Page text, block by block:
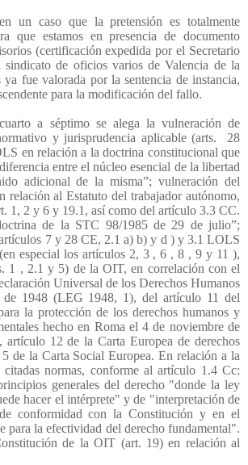
un caso que la pretensión es totalmente
que estamos en presencia de documento
(certificación expedida por el Secretario
sindicato de oficios varios de Valencia de la
fue valorada por la sentencia de instancia,
para la modificación del fallo.
a séptimo se alega la vulneración de
y jurisprudencia aplicable (arts.
28
en relación a la doctrina constitucional que
entre el núcleo esencial de la libertad
adicional de la misma”; vulneración del
relación al Estatuto del trabajador autónomo,
1, 2 y 6 y 19.1, así como del artículo 3.3 CC.
de la STC 98/1985 de 29 de julio”;
7 y 28 CE, 2.1 a) b) y d ) y 3.1 LOLS
especial los artículos 2, 3 , 6 , 8 , 9 y 11 ),
1 , 2.1 y 5) de la OIT, en correlación con el
Universal de los Derechos Humanos
de 1948 (LEG 1948, 1), del artículo 11 del
la protección de los derechos humanos y
hecho en Roma el 4 de noviembre de
artículo 12 de la Carta Europea de derechos
de la Carta Social Europea. En relación a la
citadas normas, conforme al artículo 1.4 Cc:
generales del derecho "donde la ley
hacer el intérprete" y de "interpretación de
conformidad con la Constitución y en el
para la efectividad del derecho fundamental".
de la OIT (art. 19) en relación al